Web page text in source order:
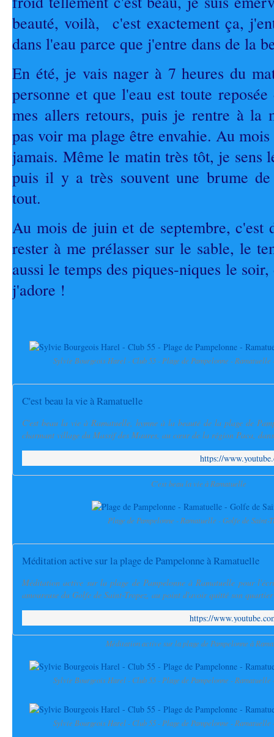
beauté, voilà, c'est exactement ça,
dans l'eau parce que j'entre dans de la
En été, je vais nager à 7 heures du
personne et que l'eau est toute
mes allers retours, puis je rentre à la
pas voir ma plage être envahie. Au
jamais. Même le matin très tôt, je sens
puis il y a très souvent une brume
tout.
Au mois de juin et de septembre, c'est
rester à me prélasser sur le sable, le
aussi le temps des piques-niques le
j'adore !
Sylvie Bourgeois Harel - Club 55 - Plage de Pampelonne - Ramatuelle
C'est beau la vie à Ramatuelle
C'est beau la vie à Ramatuelle, hymne à la beauté de la plage de
charmant village du Massif des Maures, au cœur de la région Paca,
https://
C'est beau la vie à Ramatuelle
Plage de Pampelonne - Ramatuelle - Golfe de Saint-
Méditation active sur la plage de Pampelonne à Ramatuelle
Méditation active sur la plage de Pampelonne à Ramatuelle pour
amoureuse du Golfe de Saint-Tropez, au point d'avoir quitté son
https://
Méditation active sur la plage de Pampelonne à
Sylvie Bourgeois Harel - Club 55 - Plage de Pampelonne - Ramatuelle
Sylvie Bourgeois Harel - Club 55 - Plage de Pampelonne - Ramatuelle